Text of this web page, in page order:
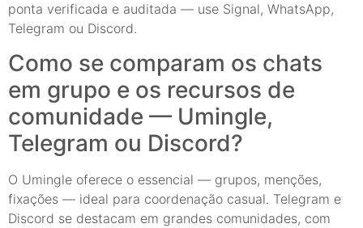
ponta verificada e auditada — use Signal, WhatsApp,
Telegram ou Discord.
Como se comparam os chats
em grupo e os recursos de
comunidade — Umingle,
Telegram ou Discord?
O Umingle oferece o essencial — grupos, menções,
fixações — ideal para coordenação casual. Telegram e
Discord se destacam em grandes comunidades, com